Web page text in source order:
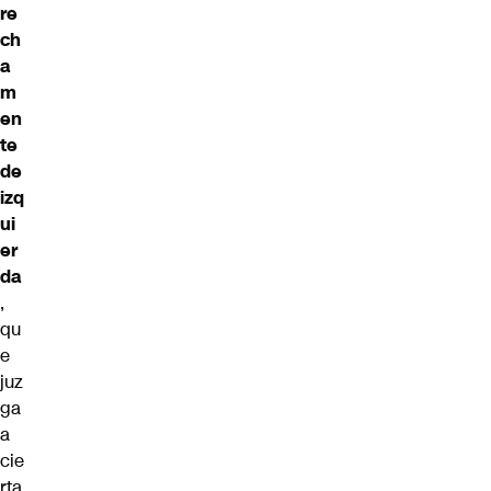
re
ch
a
m
en
te
de
izq
ui
er
da
,
qu
e
juz
ga
a
cie